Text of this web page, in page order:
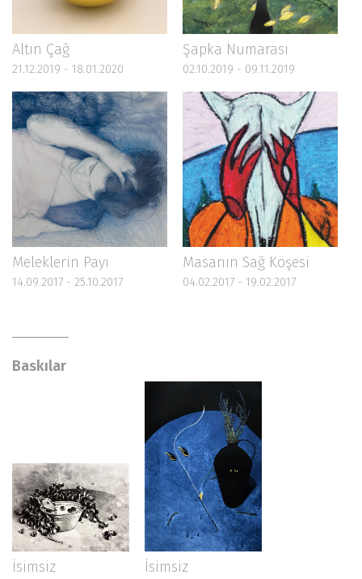
Altın Çağ
21.12.2019 - 18.01.2020
Şapka Numarası
02.10.2019 - 09.11.2019
Meleklerin Payı
14.09.2017 - 25.10.2017
Masanın Sağ Köşesi
04.02.2017 - 19.02.2017
Baskılar
İsimsiz İsimsiz